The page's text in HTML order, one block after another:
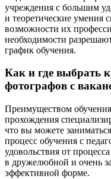
учреждения с большим
и теоретические умения
возможности их
необходимости
график обучения.
Как и где выбрать
фотографов с
Преимуществом
прохождения
что вы можете
процесс обучения с
удовольствия от
в дружелюбной и очень
эффективной форме.